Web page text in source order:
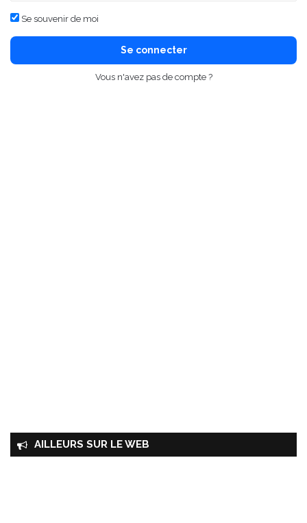
Se souvenir de moi
Se connecter
Vous n'avez pas de compte ?
AILLEURS SUR LE WEB